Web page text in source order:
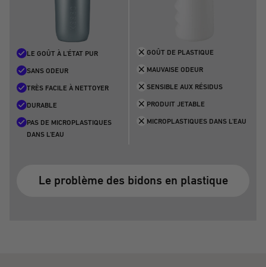
LE GOÛT À L'ÉTAT PUR
SANS ODEUR
TRÈS FACILE À NETTOYER
DURABLE
PAS DE MICROPLASTIQUES
DANS L'EAU
GOÛT DE PLASTIQUE
MAUVAISE ODEUR
SENSIBLE AUX RÉSIDUS
PRODUIT JETABLE
MICROPLASTIQUES DANS L'EAU
Le problème des bidons en plastique